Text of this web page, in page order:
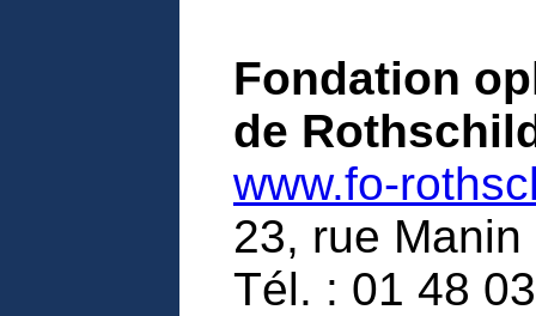
Fondation
de
www.fo-
23, rue
Tél. : 01 48